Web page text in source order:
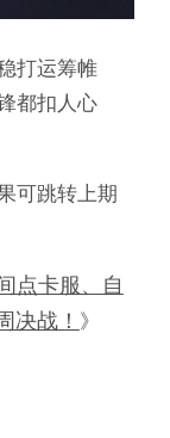
打运筹帷
都扣人心
可跳转上期
点卡服、自
决战！ 》